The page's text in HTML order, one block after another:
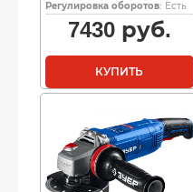
Регулировка оборотов: Есть
7430руб.
КУПИТЬ